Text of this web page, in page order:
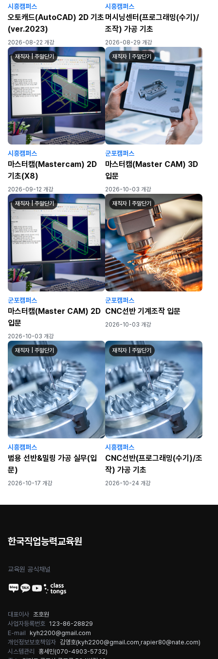
시흥캠퍼스
오토캐드(AutoCAD) 2D 기초
(ver.2023)
2026-08-22 개강
시흥캠퍼스
머시닝센터(프로그래밍(수기)/
조작) 가공 기초
2026-08-29 개강
재직자 | 주말단기
시흥캠퍼스
마스터캠(Mastercam) 2D
기초(X8)
2026-09-12 개강
재직자 | 주말단기
군포캠퍼스
마스터캠(Master CAM) 3D
입문
2026-10-03 개강
재직자 | 주말단기
군포캠퍼스
마스터캠(Master CAM) 2D
입문
2026-10-03 개강
재직자 | 주말단기
군포캠퍼스
CNC선반 기계조작 입문
2026-10-03 개강
재직자 | 주말단기
시흥캠퍼스
범용 선반&밀링 가공 실무(입
문)
2026-10-17 개강
재직자 | 주말단기
시흥캠퍼스
CNC선반(프로그래밍(수기)/조
작) 가공 기초
2026-10-24 개강
한국직업능력교육원
교육원 공식채널
대표이사 조호원
사업자등록번호 123-86-28829
E-mail kyh2200@gmail.com
개인정보보호책임자 김영호(kyh2200@gmail.com rapier80@nate.com)
시스템관리
홍세민(070-4903-5732)